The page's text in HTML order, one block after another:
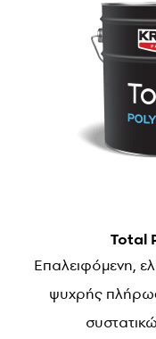
Total
Επαλειφόμενη,
ψυχρής